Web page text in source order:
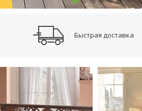
Быстрая доставка